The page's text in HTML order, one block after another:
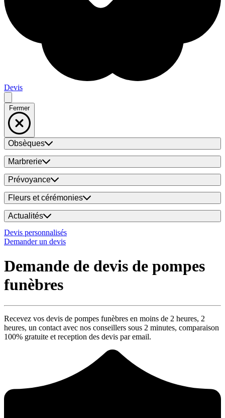
Devis
Fermer
Obsèques
Marbrerie
Prévoyance
Fleurs et cérémonies
Actualités
Devis personnalisés
Demander un devis
Demande de devis de pompes
funèbres
Recevez vos devis de pompes funèbres en moins de 2 heures, 2
heures, un contact avec nos conseillers sous 2 minutes, comparaison
100% gratuite et reception des devis par email.